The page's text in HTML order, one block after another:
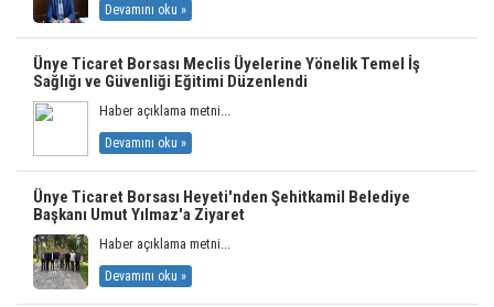
Devamını oku »
Ünye Ticaret Borsası Meclis Üyelerine Yönelik Temel İş
Sağlığı ve Güvenliği Eğitimi Düzenlendi
Haber açıklama metni...
Devamını oku »
Ünye Ticaret Borsası Heyeti'nden Şehitkamil Belediye
Başkanı Umut Yılmaz'a Ziyaret
Haber açıklama metni...
Devamını oku »